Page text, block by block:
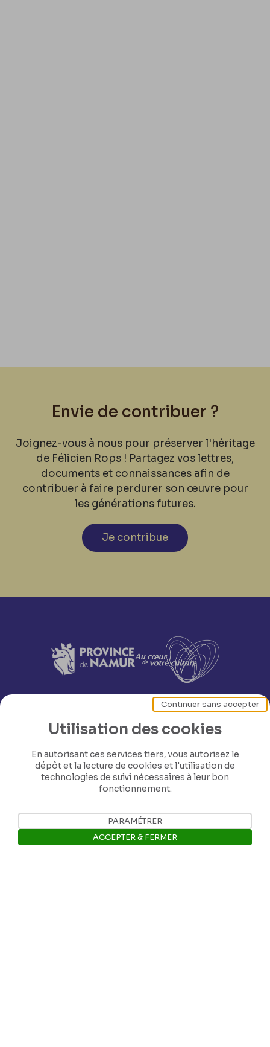
Envie de contribuer ?
Joignez-vous à nous pour préserver l'héritage
de Félicien Rops ! Partagez vos lettres,
documents et connaissances afin de
contribuer à faire perdurer son œuvre pour
les générations futures.
Je contribue
Nos coordonnées
Utilisation des cookies
En autorisant ces services tiers, vous autorisez le
dépôt et la lecture de cookies et l'utilisation de
technologies de suivi nécessaires à leur bon
fonctionnement.
Continuer sans accepter
PARAMÉTRER
ACCEPTER & FERMER